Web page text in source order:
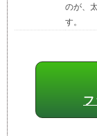
のが、
す。